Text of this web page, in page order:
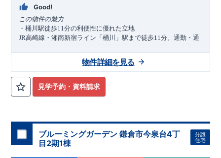
Good!
この物件の魅力
・桶川駅徒歩11分の利便性に優れた立地
JR高崎線・湘南新宿ライン「桶川」駅まで徒歩11分。通勤・通
学はもちろん、駅周辺の商業施設も利用しやすい利便性の高い
敷地面積169.00㎡（約51坪）の広々とした敷地を確保。並列
駐車可能なカースペースを備えており、複数台所有のご家庭や
・家族の成長に寄り添う可変型プラン
4LDK から5LDK へ変更可能なフレキシブルルームを採用。折上
天井やポップアップ天井、ワイドバルコニー、室内物干しな
ど、快適な暮らしを支える設備も充実しています。
見学予約・資料請求
物件詳細を見る
ブルーミングガーデン 鎌倉市今泉台4丁
目2期1棟
分譲
住宅